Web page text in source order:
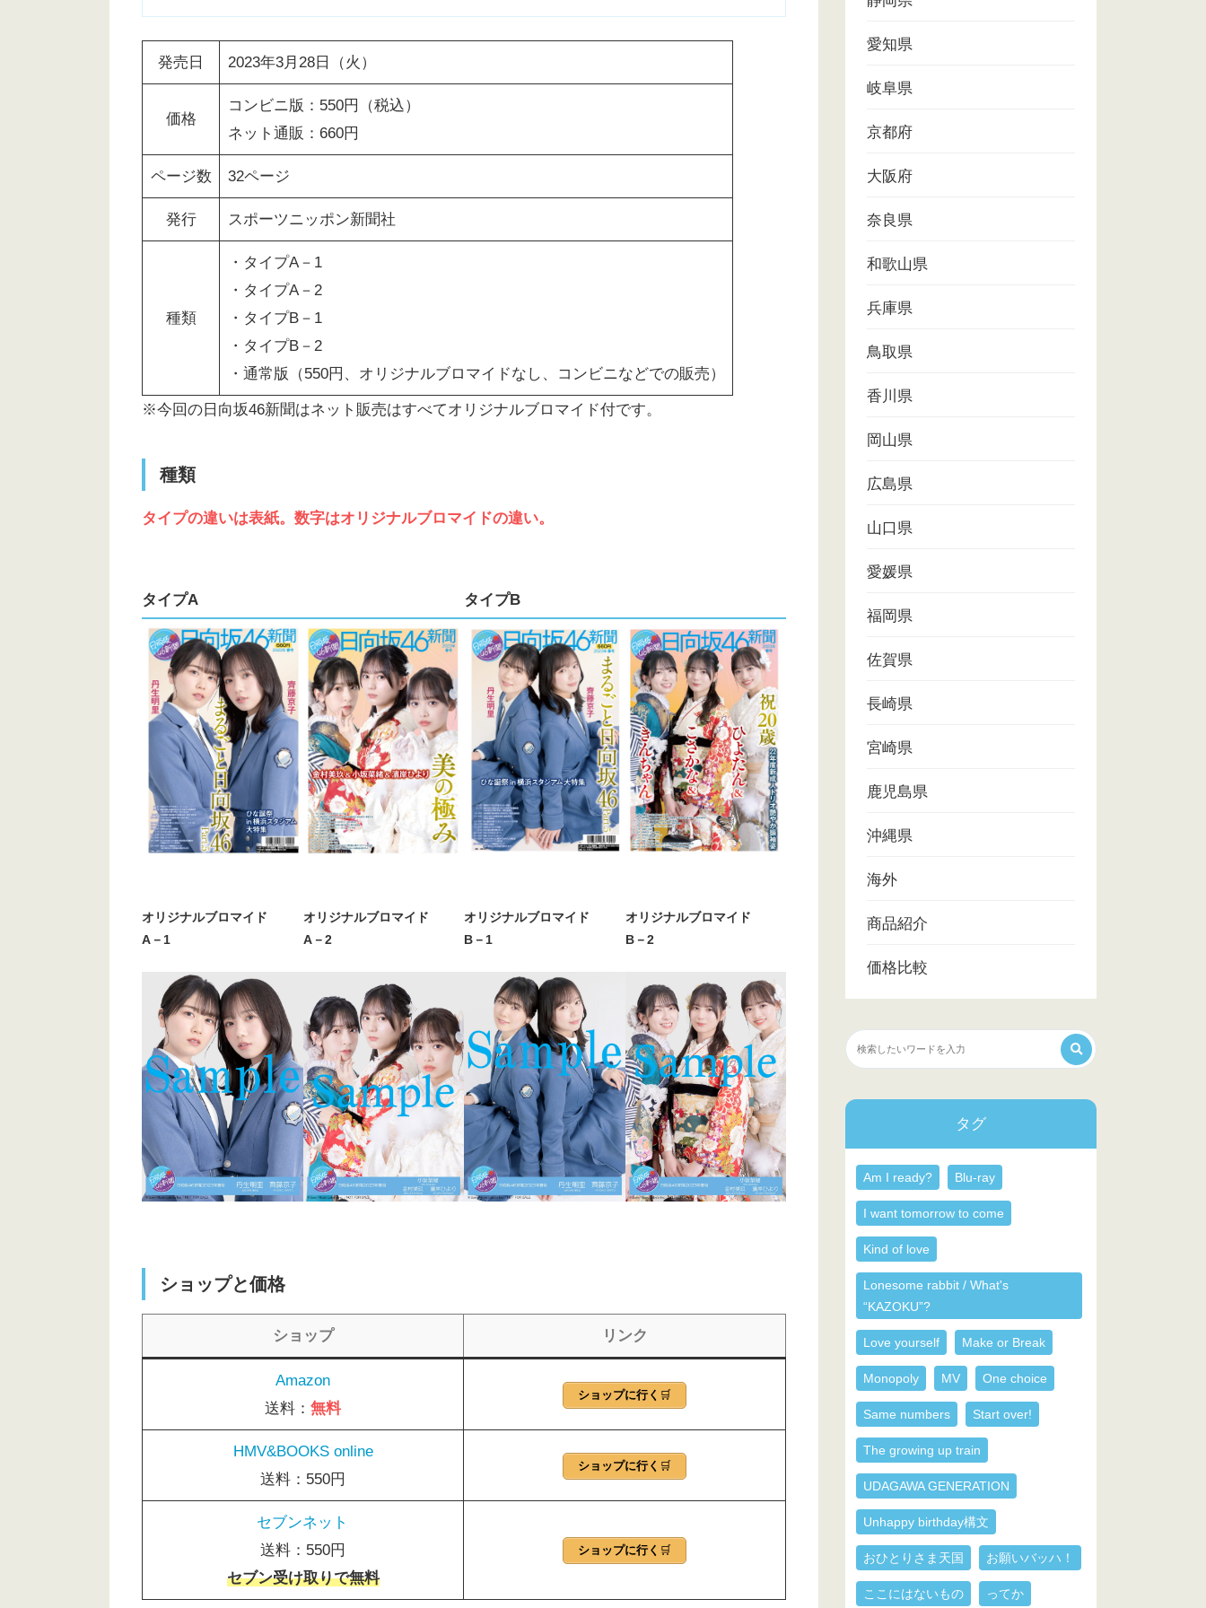
発売日 2023年3月28日（火）
価格
コンビニ版：550円（税込）
ネット通販：660円
ページ数 32ページ
発行 スポーツニッポン新聞社
種類
・タイプA－1
・タイプA－2
・タイプB－1
・タイプB－2
・通常版（550円、オリジナルブロマイドなし、コンビニなどでの販売）
※今回の日向坂46新聞はネット販売はすべてオリジナルブロマイド付です。
種類
タイプの違いは表紙。数字はオリジナルブロマイドの違い。
タイプA
オリジナルブロマイド
A－1
オリジナルブロマイド
A－2
タイプB
オリジナルブロマイド
B－1
オリジナルブロマイド
B－2
ショップと価格
ショップ リンク
Amazon
送料： 無料
ショップに行く 🛒
HMV&BOOKS online
送料：550円
ショップに行く 🛒
セブンネット
送料：550円
セブン受け取りで無料
ショップに行く 🛒
愛知県
岐阜県
京都府
大阪府
奈良県
和歌山県
兵庫県
鳥取県
香川県
岡山県
広島県
山口県
愛媛県
福岡県
佐賀県
長崎県
宮崎県
鹿児島県
沖縄県
海外
商品紹介
価格比較
タグ
Am I ready? Blu-ray
I want tomorrow to come
Kind of love
Lonesome rabbit / What's
“KAZOKU”?
Love yourself Make or Break
Monopoly MV One choice
Same numbers Start over!
The growing up train
UDAGAWA GENERATION
Unhappy birthday構文
おひとりさま天国 お願いバッハ！
ここにはないもの ってか